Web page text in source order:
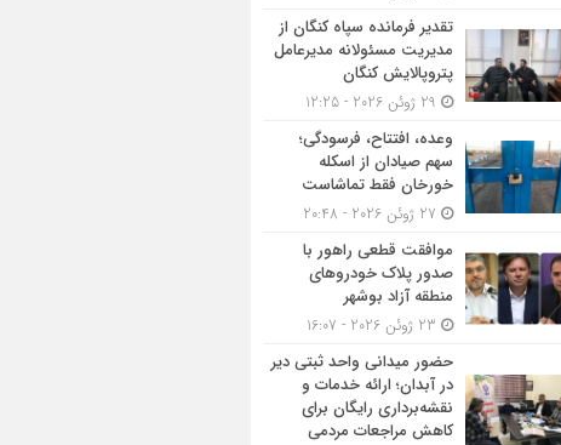
تقدیر فرمانده سپاه کنگان از
مدیریت مسئولانه مدیرعامل
پتروپالایش کنگان
وعده، افتتاح، فرسودگی؛
سهم صیادان از اسکله
خورخان فقط تماشاست
موافقت قطعی راهور با
صدور پلاک خودروهای
منطقه آزاد بوشهر
حضور میدانی واحد ثبتی دیر
در آبدان؛ ارائه خدمات و
نقشه‌برداری رایگان برای
کاهش مراجعات مردمی